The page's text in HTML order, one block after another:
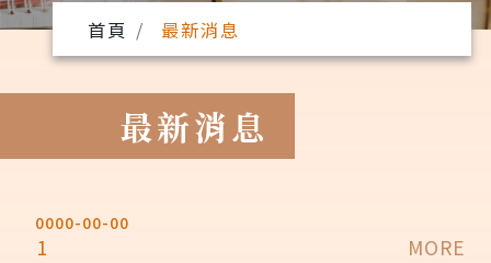
首頁 最新消息
最新消息
0000-00-00
1 MORE